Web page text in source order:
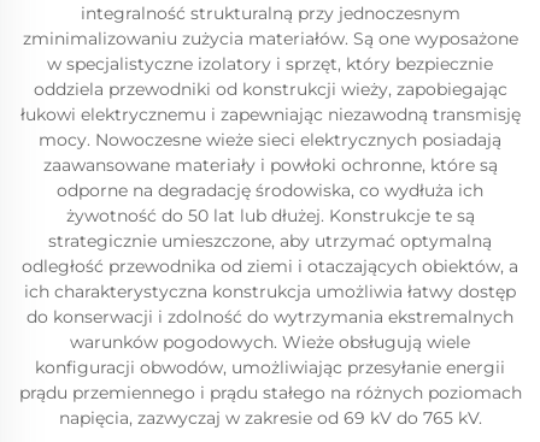
integralność strukturalną przy jednoczesnym
zminimalizowaniu zużycia materiałów. Są one wyposażone
w specjalistyczne izolatory i sprzęt, który bezpiecznie
oddziela przewodniki od konstrukcji wieży, zapobiegając
łukowi elektrycznemu i zapewniając niezawodną transmisję
mocy. Nowoczesne wieże sieci elektrycznych posiadają
zaawansowane materiały i powłoki ochronne, które są
odporne na degradację środowiska, co wydłuża ich
żywotność do 50 lat lub dłużej. Konstrukcje te są
strategicznie umieszczone, aby utrzymać optymalną
odległość przewodnika od ziemi i otaczających obiektów, a
ich charakterystyczna konstrukcja umożliwia łatwy dostęp
do konserwacji i zdolność do wytrzymania ekstremalnych
warunków pogodowych. Wieże obsługują wiele
konfiguracji obwodów, umożliwiając przesyłanie energii
prądu przemiennego i prądu stałego na różnych poziomach
napięcia, zazwyczaj w zakresie od 69 kV do 765 kV.